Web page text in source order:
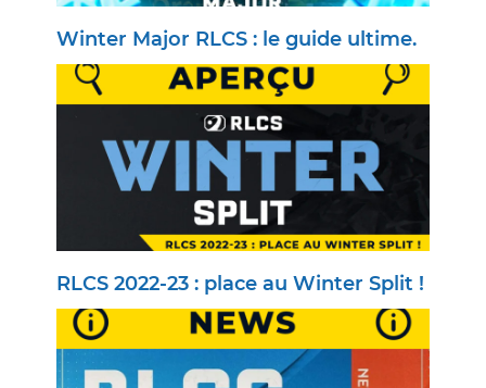
Winter Major RLCS : le guide ultime.
RLCS 2022-23 : place au Winter Split !